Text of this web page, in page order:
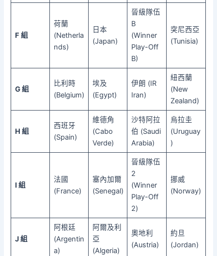
F 組
荷蘭
(Netherla
nds)
日本
(Japan)
晉級隊伍
B
(Winner
Play-Off
B)
突尼西亞
(Tunisia)
G 組
比利時
(Belgium)
埃及
(Egypt)
伊朗 (IR
Iran)
紐西蘭
(New
Zealand)
H 組
西班牙
(Spain)
維德角
(Cabo
Verde)
沙特阿拉
伯 (Saudi
Arabia)
烏拉圭
(Uruguay
)
I 組
法國
(France)
塞內加爾
(Senegal)
晉級隊伍
2
(Winner
Play-Off
2)
挪威
(Norway)
J 組
阿根廷
(Argentin
a)
阿爾及利
亞
(Algeria)
奧地利
(Austria)
約旦
(Jordan)